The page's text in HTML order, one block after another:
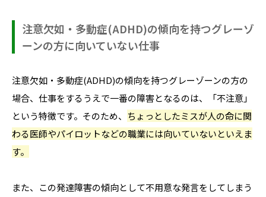
注意欠如・多動症(ADHD)の傾向を持つグレーゾ
ーンの方に向いていない仕事
注意欠如・多動症(ADHD)の傾向を持つグレーゾーンの方の
場合、仕事をするうえで一番の障害となるのは、「不注意」
という特徴です。そのため、 ちょっとしたミスが人の命に関
わる医師やパイロットなどの職業には向いていないといえま
す。
また、この発達障害の傾向として不用意な発言をしてしまう